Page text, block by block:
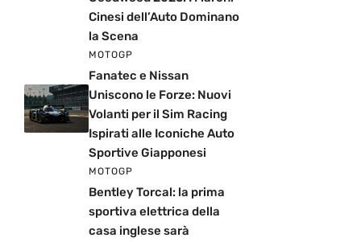
Cinesi dell’Auto Dominano
la Scena
MOTOGP
Fanatec e Nissan
Uniscono le Forze: Nuovi
Volanti per il Sim Racing
Ispirati alle Iconiche Auto
Sportive Giapponesi
MOTOGP
Bentley Torcal: la prima
sportiva elettrica della
casa inglese sarà